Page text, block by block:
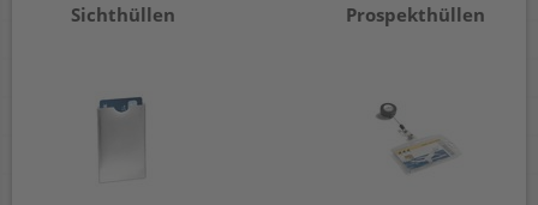
Sichthüllen Prospekthüllen